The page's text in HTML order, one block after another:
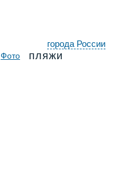
города России
Фото пляжи